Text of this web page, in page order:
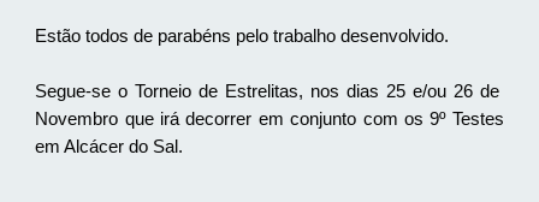
Estão todos de parabéns pelo trabalho desenvolvido.
Segue-se o Torneio de Estrelitas, nos dias 25 e/ou 26 de
Novembro que irá decorrer em conjunto com os 9º Testes
em Alcácer do Sal.